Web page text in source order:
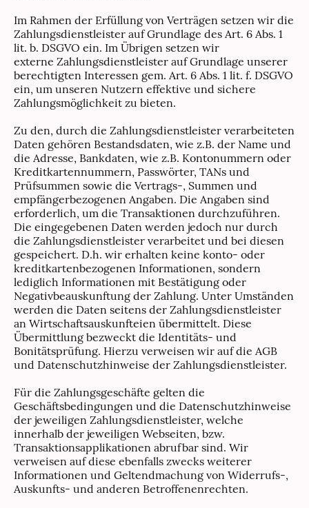
Im Rahmen der Erfüllung von Verträgen setzen wir die
Zahlungsdienstleister auf Grundlage des Art. 6 Abs. 1
lit. b. DSGVO ein. Im Übrigen setzen wir
externe Zahlungsdienstleister auf Grundlage unserer
berechtigten Interessen gem. Art. 6 Abs. 1 lit. f. DSGVO
ein, um unseren Nutzern effektive und sichere
Zahlungsmöglichkeit zu bieten.
Zu den, durch die Zahlungsdienstleister verarbeiteten
Daten gehören Bestandsdaten, wie z.B. der Name und
die Adresse, Bankdaten, wie z.B. Kontonummern oder
Kreditkartennummern, Passwörter, TANs und
Prüfsummen sowie die Vertrags-, Summen und
empfängerbezogenen Angaben. Die Angaben sind
erforderlich, um die Transaktionen durchzuführen.
Die eingegebenen Daten werden jedoch nur durch
die Zahlungsdienstleister verarbeitet und bei diesen
gespeichert. D.h. wir erhalten keine konto- oder
kreditkartenbezogenen Informationen, sondern
lediglich Informationen mit Bestätigung oder
Negativbeauskunftung der Zahlung. Unter Umständen
werden die Daten seitens der Zahlungsdienstleister
an Wirtschaftsauskunfteien übermittelt. Diese
Übermittlung bezweckt die Identitäts- und
Bonitätsprüfung. Hierzu verweisen wir auf die AGB
und Datenschutzhinweise der Zahlungsdienstleister.
Für die Zahlungsgeschäfte gelten die
Geschäftsbedingungen und die Datenschutzhinweise
der jeweiligen Zahlungsdienstleister, welche
innerhalb der jeweiligen Webseiten, bzw.
Transaktionsapplikationen abrufbar sind. Wir
verweisen auf diese ebenfalls zwecks weiterer
Informationen und Geltendmachung von Widerrufs-,
Auskunfts- und anderen Betroffenenrechten.